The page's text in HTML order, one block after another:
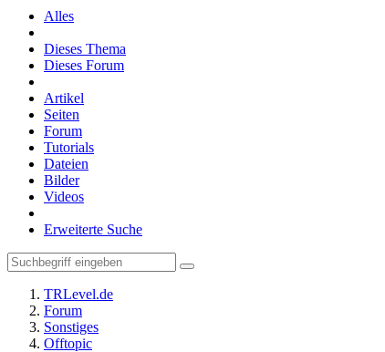
Alles
Dieses Thema
Dieses Forum
Artikel
Seiten
Forum
Tutorials
Dateien
Bilder
Videos
Erweiterte Suche
TRLevel.de
Forum
Sonstiges
Offtopic